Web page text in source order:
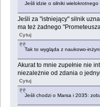
Jeśli idzie o silniki
Jeśli za "istniejący" silnik
ma też żadnego
Cytuj
Tak to wygląda z naukowo-
Akurat to mnie zupełnie nie
niezależnie od zdania o
Cytuj
Jeśli chodzi o Marsa i 2035: